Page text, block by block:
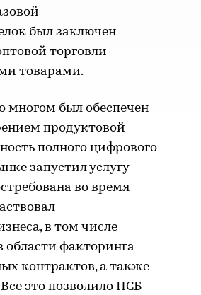
был заключен
торговли
товарами.
многом был обеспечен
продуктовой
полного цифрового
запустил услугу
во время
в том числе
области факторинга
контрактов, а также
это позволило ПСБ